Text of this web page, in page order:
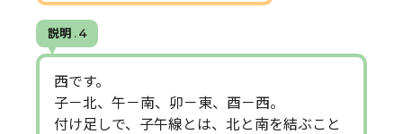
説明 . 4
西です。
子－北、午－南、卯－東、酉－西。
付け足しで、子午線とは、北と南を結ぶこと